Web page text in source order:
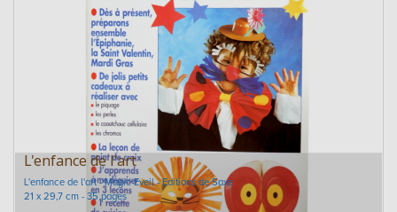
L'enfance de l'art
L'enfance de l'art - Magic Eveil - Editions de Saxe
21 x 29,7 cm - 35 pages